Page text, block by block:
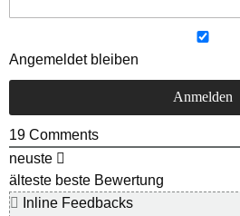
Angemeldet bleiben
19 Comments
neuste
älteste beste Bewertung
Inline Feedbacks